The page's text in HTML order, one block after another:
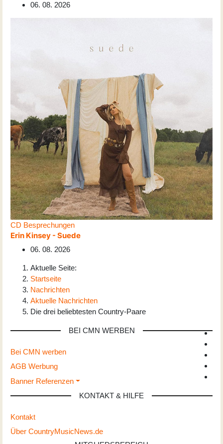
06. 08. 2026
CD Besprechungen
Erin Kinsey - Suede
06. 08. 2026
Aktuelle Seite:
Startseite
Nachrichten
Aktuelle Nachrichten
Die drei beliebtesten Country-Paare
BEI CMN WERBEN
Bei CMN werben
AGB Werbung
Banner Referenzen
KONTAKT & HILFE
Kontakt
Über CountryMusicNews.de